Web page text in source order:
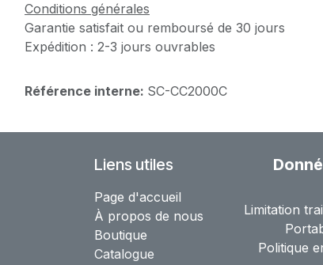
Conditions générales
Garantie satisfait ou remboursé de 30 jours
Expédition : 2-3 jours ouvrables
Référence interne: SC-CC2000C
Limitation
Politique
Liens utiles
Page d'accueil
À propos de nous
Boutique
Catalogue